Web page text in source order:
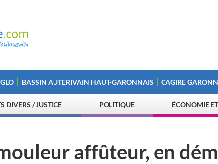
BASSIN AUTERIVAIN HAUT-GARONNAIS CAGIRE
DIVERS / JUSTICE POLITIQUE ÉCONOMIE
affûteur, en